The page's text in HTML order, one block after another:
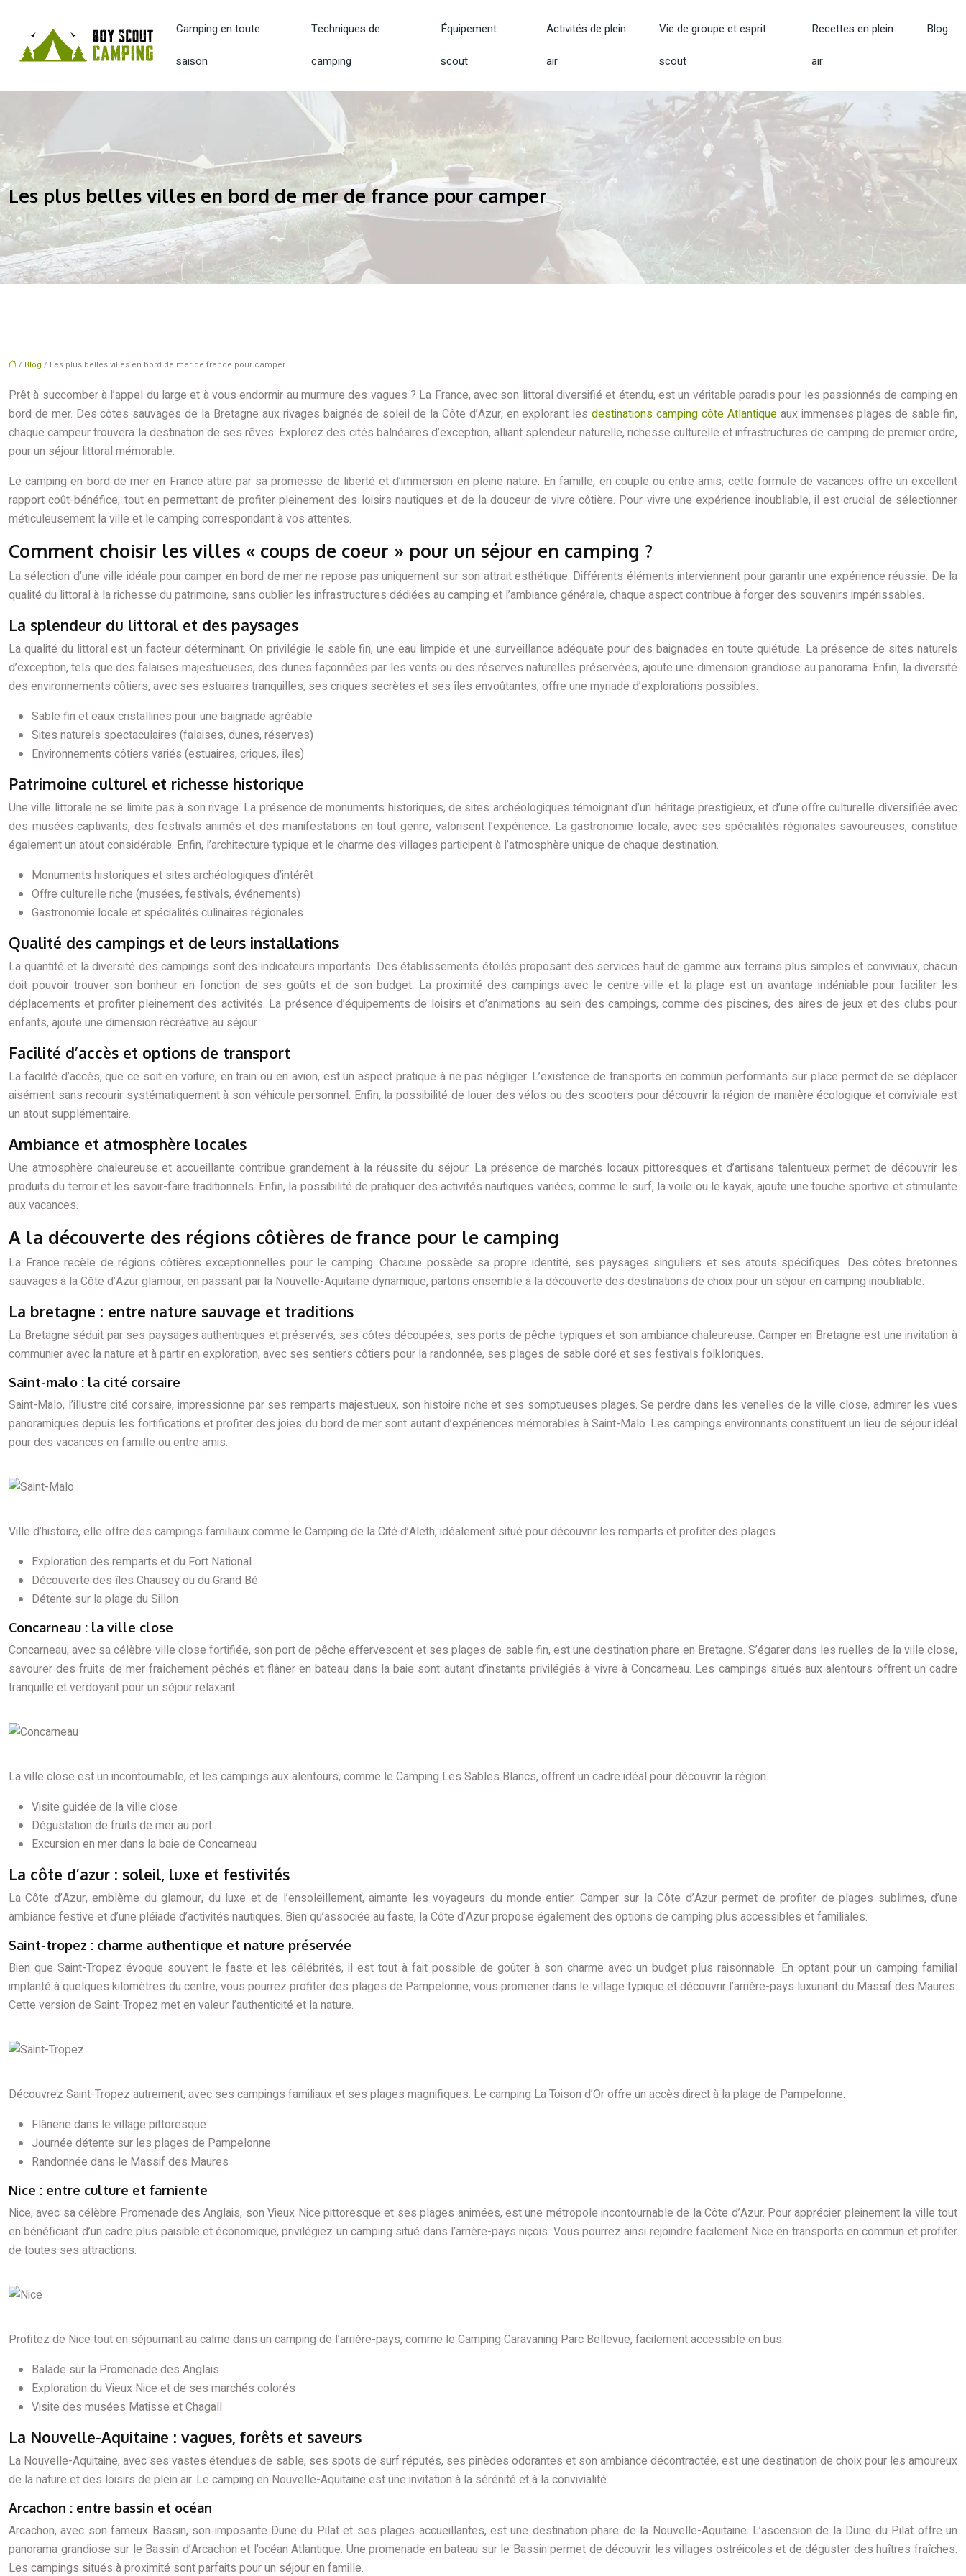
Camping en toute
saison
Techniques de
camping
Équipement
scout
Activités de plein
air
Vie de groupe et esprit
scout
Recettes en plein
air
Blog
Les plus belles villes en bord de mer de france pour camper
/ Blog / Les plus belles villes en bord de mer de france pour camper
Prêt à succomber à l’appel du large et à vous endormir au murmure des vagues ? La France, avec son littoral diversifié et étendu, est un véritable paradis pour les passionnés de camping en
bord de mer. Des côtes sauvages de la Bretagne aux rivages baignés de soleil de la Côte d’Azur, en explorant lesdestinations camping côte Atlantiqueaux immenses plages de sable fin,
chaque campeur trouvera la destination de ses rêves. Explorez des cités balnéaires d’exception, alliant splendeur naturelle, richesse culturelle et infrastructures de camping de premier ordre,
pour un séjour littoral mémorable.
Le camping en bord de mer en France attire par sa promesse de liberté et d’immersion en pleine nature. En famille, en couple ou entre amis, cette formule de vacances offre un excellent
rapport coût-bénéfice, tout en permettant de profiter pleinement des loisirs nautiques et de la douceur de vivre côtière. Pour vivre une expérience inoubliable, il est crucial de sélectionner
méticuleusement la ville et le camping correspondant à vos attentes.
Comment choisir les villes « coups de coeur » pour un séjour en camping ?
La sélection d’une ville idéale pour camper en bord de mer ne repose pas uniquement sur son attrait esthétique. Différents éléments interviennent pour garantir une expérience réussie. De la
qualité du littoral à la richesse du patrimoine, sans oublier les infrastructures dédiées au camping et l’ambiance générale, chaque aspect contribue à forger des souvenirs impérissables.
La splendeur du littoral et des paysages
La qualité du littoral est un facteur déterminant. On privilégie le sable fin, une eau limpide et une surveillance adéquate pour des baignades en toute quiétude. La présence de sites naturels
d’exception, tels que des falaises majestueuses, des dunes façonnées par les vents ou des réserves naturelles préservées, ajoute une dimension grandiose au panorama. Enfin, la diversité
des environnements côtiers, avec ses estuaires tranquilles, ses criques secrètes et ses îles envoûtantes, offre une myriade d’explorations possibles.
Sable fin et eaux cristallines pour une baignade agréable
Sites naturels spectaculaires (falaises, dunes, réserves)
Environnements côtiers variés (estuaires, criques, îles)
Patrimoine culturel et richesse historique
Une ville littorale ne se limite pas à son rivage. La présence de monuments historiques, de sites archéologiques témoignant d’un héritage prestigieux, et d’une offre culturelle diversifiée avec
des musées captivants, des festivals animés et des manifestations en tout genre, valorisent l’expérience. La gastronomie locale, avec ses spécialités régionales savoureuses, constitue
également un atout considérable. Enfin, l’architecture typique et le charme des villages participent à l’atmosphère unique de chaque destination.
Monuments historiques et sites archéologiques d’intérêt
Offre culturelle riche (musées, festivals, événements)
Gastronomie locale et spécialités culinaires régionales
Qualité des campings et de leurs installations
La quantité et la diversité des campings sont des indicateurs importants. Des établissements étoilés proposant des services haut de gamme aux terrains plus simples et conviviaux, chacun
doit pouvoir trouver son bonheur en fonction de ses goûts et de son budget. La proximité des campings avec le centre-ville et la plage est un avantage indéniable pour faciliter les
déplacements et profiter pleinement des activités. La présence d’équipements de loisirs et d’animations au sein des campings, comme des piscines, des aires de jeux et des clubs pour
enfants, ajoute une dimension récréative au séjour.
Facilité d’accès et options de transport
La facilité d’accès, que ce soit en voiture, en train ou en avion, est un aspect pratique à ne pas négliger. L’existence de transports en commun performants sur place permet de se déplacer
aisément sans recourir systématiquement à son véhicule personnel. Enfin, la possibilité de louer des vélos ou des scooters pour découvrir la région de manière écologique et conviviale est
un atout supplémentaire.
Ambiance et atmosphère locales
Une atmosphère chaleureuse et accueillante contribue grandement à la réussite du séjour. La présence de marchés locaux pittoresques et d’artisans talentueux permet de découvrir les
produits du terroir et les savoir-faire traditionnels. Enfin, la possibilité de pratiquer des activités nautiques variées, comme le surf, la voile ou le kayak, ajoute une touche sportive et stimulante
aux vacances.
A la découverte des régions côtières de france pour le camping
La France recèle de régions côtières exceptionnelles pour le camping. Chacune possède sa propre identité, ses paysages singuliers et ses atouts spécifiques. Des côtes bretonnes
sauvages à la Côte d’Azur glamour, en passant par la Nouvelle-Aquitaine dynamique, partons ensemble à la découverte des destinations de choix pour un séjour en camping inoubliable.
La bretagne : entre nature sauvage et traditions
La Bretagne séduit par ses paysages authentiques et préservés, ses côtes découpées, ses ports de pêche typiques et son ambiance chaleureuse. Camper en Bretagne est une invitation à
communier avec la nature et à partir en exploration, avec ses sentiers côtiers pour la randonnée, ses plages de sable doré et ses festivals folkloriques.
Saint-malo : la cité corsaire
Saint-Malo, l’illustre cité corsaire, impressionne par ses remparts majestueux, son histoire riche et ses somptueuses plages. Se perdre dans les venelles de la ville close, admirer les vues
panoramiques depuis les fortifications et profiter des joies du bord de mer sont autant d’expériences mémorables à Saint-Malo. Les campings environnants constituent un lieu de séjour idéal
pour des vacances en famille ou entre amis.
Ville d’histoire, elle offre des campings familiaux comme le Camping de la Cité d’Aleth, idéalement situé pour découvrir les remparts et profiter des plages.
Exploration des remparts et du Fort National
Découverte des îles Chausey ou du Grand Bé
Détente sur la plage du Sillon
Concarneau : la ville close
Concarneau, avec sa célèbre ville close fortifiée, son port de pêche effervescent et ses plages de sable fin, est une destination phare en Bretagne. S’égarer dans les ruelles de la ville close,
savourer des fruits de mer fraîchement pêchés et flâner en bateau dans la baie sont autant d’instants privilégiés à vivre à Concarneau. Les campings situés aux alentours offrent un cadre
tranquille et verdoyant pour un séjour relaxant.
La ville close est un incontournable, et les campings aux alentours, comme le Camping Les Sables Blancs, offrent un cadre idéal pour découvrir la région.
Visite guidée de la ville close
Dégustation de fruits de mer au port
Excursion en mer dans la baie de Concarneau
La côte d’azur : soleil, luxe et festivités
La Côte d’Azur, emblème du glamour, du luxe et de l’ensoleillement, aimante les voyageurs du monde entier. Camper sur la Côte d’Azur permet de profiter de plages sublimes, d’une
ambiance festive et d’une pléiade d’activités nautiques. Bien qu’associée au faste, la Côte d’Azur propose également des options de camping plus accessibles et familiales.
Saint-tropez : charme authentique et nature préservée
Bien que Saint-Tropez évoque souvent le faste et les célébrités, il est tout à fait possible de goûter à son charme avec un budget plus raisonnable. En optant pour un camping familial
implanté à quelques kilomètres du centre, vous pourrez profiter des plages de Pampelonne, vous promener dans le village typique et découvrir l’arrière-pays luxuriant du Massif des Maures.
Cette version de Saint-Tropez met en valeur l’authenticité et la nature.
Découvrez Saint-Tropez autrement, avec ses campings familiaux et ses plages magnifiques. Le camping La Toison d’Or offre un accès direct à la plage de Pampelonne.
Flânerie dans le village pittoresque
Journée détente sur les plages de Pampelonne
Randonnée dans le Massif des Maures
Nice : entre culture et farniente
Nice, avec sa célèbre Promenade des Anglais, son Vieux Nice pittoresque et ses plages animées, est une métropole incontournable de la Côte d’Azur. Pour apprécier pleinement la ville tout
en bénéficiant d’un cadre plus paisible et économique, privilégiez un camping situé dans l’arrière-pays niçois. Vous pourrez ainsi rejoindre facilement Nice en transports en commun et profiter
de toutes ses attractions.
Profitez de Nice tout en séjournant au calme dans un camping de l’arrière-pays, comme le Camping Caravaning Parc Bellevue, facilement accessible en bus.
Balade sur la Promenade des Anglais
Exploration du Vieux Nice et de ses marchés colorés
Visite des musées Matisse et Chagall
La Nouvelle-Aquitaine : vagues, forêts et saveurs
La Nouvelle-Aquitaine, avec ses vastes étendues de sable, ses spots de surf réputés, ses pinèdes odorantes et son ambiance décontractée, est une destination de choix pour les amoureux
de la nature et des loisirs de plein air. Le camping en Nouvelle-Aquitaine est une invitation à la sérénité et à la convivialité.
Arcachon : entre bassin et océan
Arcachon, avec son fameux Bassin, son imposante Dune du Pilat et ses plages accueillantes, est une destination phare de la Nouvelle-Aquitaine. L’ascension de la Dune du Pilat offre un
panorama grandiose sur le Bassin d’Arcachon et l’océan Atlantique. Une promenade en bateau sur le Bassin permet de découvrir les villages ostréicoles et de déguster des huîtres fraîches.
Les campings situés à proximité sont parfaits pour un séjour en famille.